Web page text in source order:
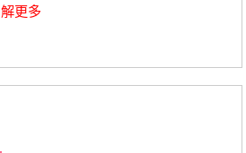
解更多